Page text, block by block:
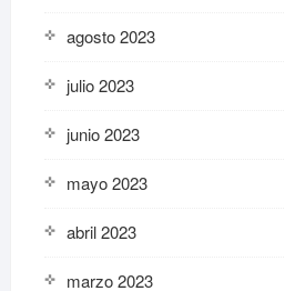
agosto 2023
julio 2023
junio 2023
mayo 2023
abril 2023
marzo 2023